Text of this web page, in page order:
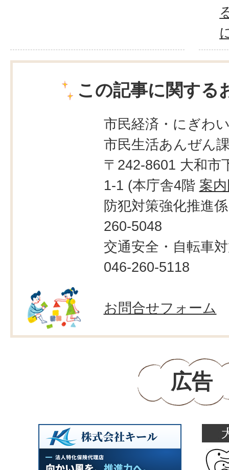
この記事に関する
市民経済・にぎわ
市民生活あんぜん
〒242-8601 大和市
1-1 (本庁舎4階 案
防犯対策強化推進
260-5048
交通安全・自転車
046-260-5118
お問合せフォーム
広告